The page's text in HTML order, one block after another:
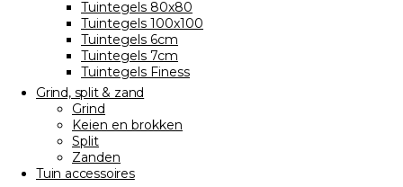
Tuintegels 80x80
Tuintegels 100x100
Tuintegels 6cm
Tuintegels 7cm
Tuintegels Finess
Grind, split & zand
Grind
Keien en brokken
Split
Zanden
Tuin accessoires